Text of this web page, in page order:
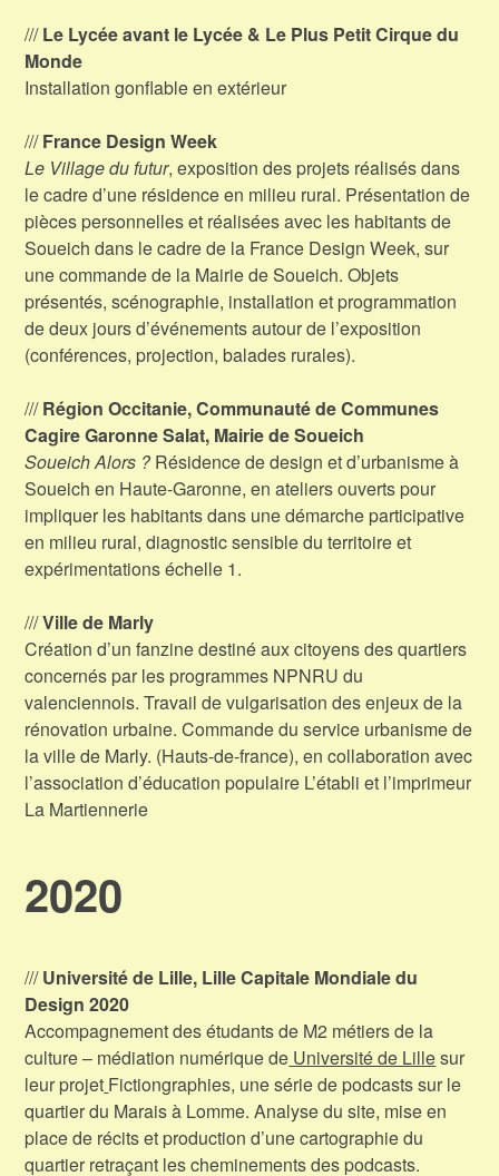
///Le Lycée avant le Lycée & Le Plus Petit Cirque du
Monde
Installation gonflable en extérieur
///France Design Week
Le Village du futur, exposition des projets réalisés dans
le cadre d’une résidence en milieu rural. Présentation de
pièces personnelles et réalisées avec les habitants de
Soueich dans le cadre de la France Design Week, sur
une commande de la Mairie de Soueich. Objets
présentés, scénographie, installation et programmation
de deux jours d’événements autour de l’exposition
(conférences, projection, balades rurales).
///Région Occitanie, Communauté de Communes
Cagire Garonne Salat, Mairie de Soueich
Soueich Alors ?Résidence de design et d’urbanisme à
Soueich en Haute-Garonne, en ateliers ouverts pour
impliquer les habitants dans une démarche participative
en milieu rural, diagnostic sensible du territoire et
expérimentations échelle 1.
///Ville de Marly
Création d’un fanzine destiné aux citoyens des quartiers
concernés par les programmes NPNRU du
valenciennois. Travail de vulgarisation des enjeux de la
rénovation urbaine. Commande du service urbanisme de
la ville de Marly. (Hauts-de-france), en collaboration avec
l’association d’éducation populaire L’établi et l’imprimeur
La Martiennerie
2020
///Université de Lille, Lille Capitale Mondiale du
Design 2020
Accompagnement des étudants de M2 métiers de la
culture – médiation numérique de Université de Lillesur
leur projet Fictiongraphies, une série de podcasts sur le
quartier du Marais à Lomme. Analyse du site, mise en
place de récits et production d’une cartographie du
quartier retraçant les cheminements des podcasts.